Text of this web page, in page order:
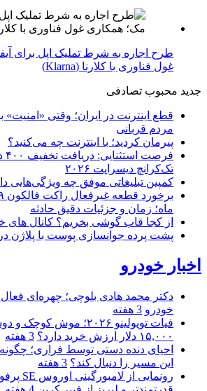
طرح اجاره به شرط تملیک اپل برای
غول فناوری با کلارنا (Klarna)
جدید محبوب تصادفی
قطع اینترنت در ایران؛ وقتی
مردم قربانی
پیرمان کردید؛ با اینترنت چه می‌کنید؟
تک‌کرانچ دیسراپت ۲۰۲۶
کمپین تبلیغاتی موفق چه ویژگی‌هایی
ماه؛ زمان و جزئیات دقیق حادثه
از کجا قاب گوشی بخریم؟ کانال های
پشت پرده جوانسازی پوست با پلاژن در
اخبار خودرو
دکتر محمد هادی بلوچی؛ چهره‌ای
خودرو 3 هفته
فیات توپولینو ۲۰۲۶؛
۱۵,۰۰۰ دلار ارزش خرید دارد؟
3 هفته
احیای دنده دستی توسط فراری؛
این مسیر را دنبال کند؟ 3 هفته